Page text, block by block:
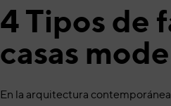
4 Tipos de
casas
En la arquitectura